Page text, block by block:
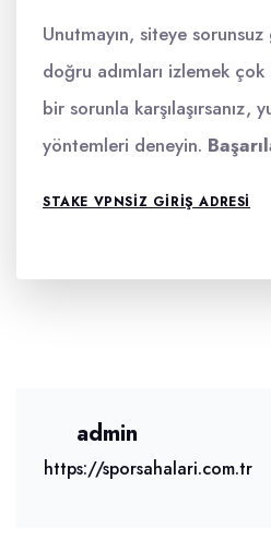
Unutmayın, siteye
doğru adımları izlemek
bir sorunla karşılaşırsanız,
yöntemleri deneyin.
STAKE VPNSIZ GIRIŞ ADRESI
admin
https://sporsahalari.com.tr